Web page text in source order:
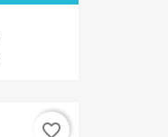
favorite_border